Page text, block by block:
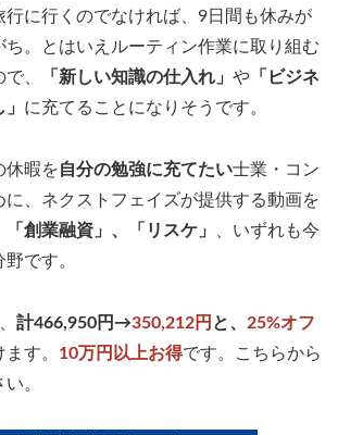
行に行くのでなければ、9日間も休みが
ち。とはいえルーティン作業に取り組む
、
「新しい知識の仕入れ」 や 「ビジネ
に充てることになりそうです。
休暇を自分の勉強に充てたい士業・コン
に、ネクストフェイズが提供する動画を
「創業融資」、「リスケ」
、いずれも今
です。
計466,950円→350,212円 と、 25%オフ
す。 10万円以上お得です。こちらから
。